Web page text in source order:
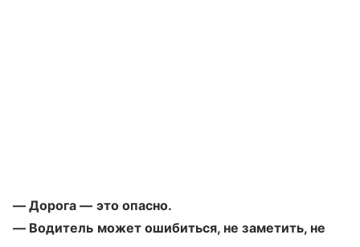
— Дорога — это опасно.
— Водитель может ошибиться, не заметить, не